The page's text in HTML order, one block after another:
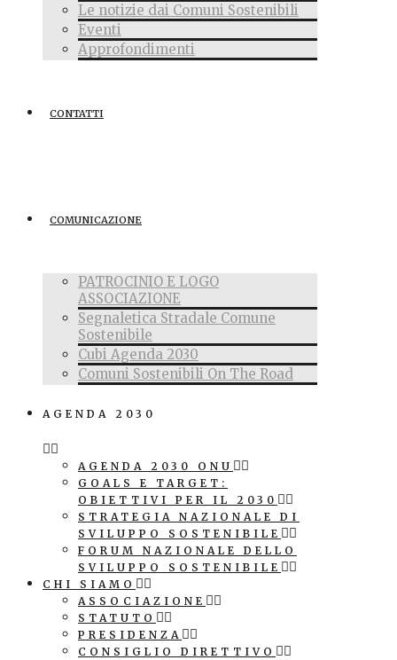
Le notizie dai Comuni Sostenibili
Eventi
Approfondimenti
CONTATTI
COMUNICAZIONE
PATROCINIO E LOGO
ASSOCIAZIONE
Segnaletica Stradale Comune
Sostenibile
Cubi Agenda 2030
Comuni Sostenibili On The Road
AGENDA 2030
AGENDA 2030 ONU
GOALS E TARGET:
OBIETTIVI PER IL 2030
STRATEGIA NAZIONALE DI
SVILUPPO SOSTENIBILE
FORUM NAZIONALE DELLO
SVILUPPO SOSTENIBILE
CHI SIAMO
ASSOCIAZIONE
STATUTO
PRESIDENZA
CONSIGLIO DIRETTIVO